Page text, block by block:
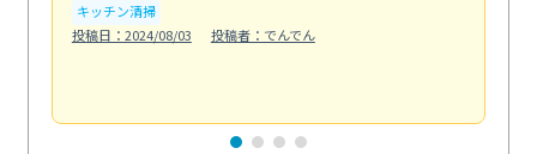
キッチン清掃
投稿日：2024/08/03
投稿者：でんでん